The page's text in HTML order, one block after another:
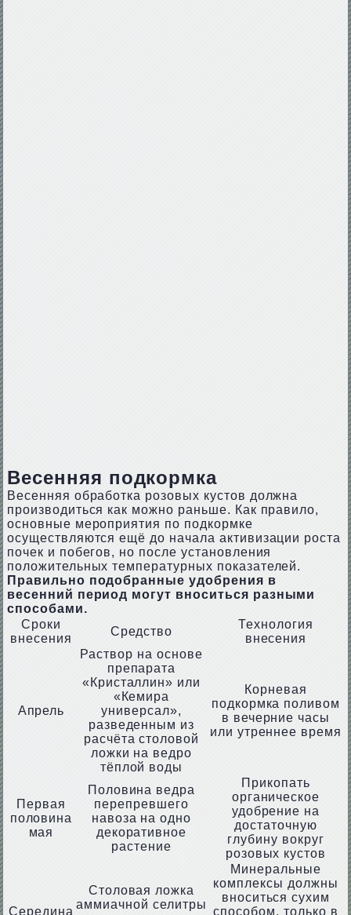
Весенняя подкормка
Весенняя обработка розовых кустов должна
производиться как можно раньше. Как правило,
основные мероприятия по подкормке
осуществляются ещё до начала активизации роста
почек и побегов, но после установления
положительных температурных показателей.
Правильно подобранные удобрения в
весенний период могут вноситься разными
способами.
Сроки
внесения
Средство
Технология
внесения
Апрель
Раствор на основе
препарата
«Кристаллин» или
«Кемира
универсал»,
разведенным из
расчёта столовой
ложки на ведро
тёплой воды
Корневая
подкормка поливом
в вечерние часы
или утреннее время
Первая
половина
мая
Половина ведра
перепревшего
навоза на одно
декоративное
растение
Прикопать
органическое
удобрение на
достаточную
глубину вокруг
розовых кустов
Середина
Столовая ложка
аммиачной селитры
Минеральные
комплексы должны
вноситься сухим
способом, только в